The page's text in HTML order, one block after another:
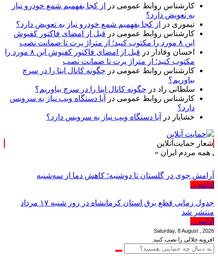
کارشناس روابط عمومی در
از کجا بفهمیم شمع خودرو نیاز
به تعویض دارد؟
تیموری در
از کجا بفهمیم شمع خودرو نیاز به تعویض دارد؟
کارشناس روابط عمومی در قبل از امضای فاکتور کفپوش
این ۸ مورد را مکتوب کنید؛ از متراژ پرت تا ضمانت نصب
احسان وفادار در
قبل از امضای فاکتور کفپوش این ۸ مورد را
مکتوب کنید؛ از متراژ پرت تا ضمانت نصب
کارشناس روابط عمومی در چگونه کانال ایتا را در سرچ
بیاوریم؟
سلطانی راد در چگونه کانال ایتا را در سرچ بیاوریم؟
کارشناس روابط عمومی در
آیا دستگاه ویپ نیاز به سرویس
دارد؟
خشایار در آیا دستگاه ویپ نیاز به سرویس دارد؟
شعار حمایت‌آنلاین
ایران »
آرامش جوی در گلستان تا دوشنبه؛ کاهش دما از سه‌شنبه
ادامه ...
جدول زمانی قطع برق استان کرمانشاه در روز شنبه ۱۷ مرداد
منتشر شد
ادامه ...
Saturday, 8 August , 2026
افزونه جلالی را نصب کنید.